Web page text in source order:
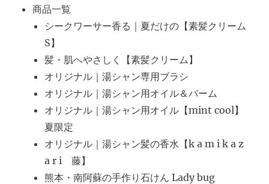
商品一覧
シークワーサー香る｜夏だけの【素髪クリーム
S】
髪・肌へやさしく【素髪クリーム】
オリジナル｜湯シャン専用ブラシ
オリジナル｜湯シャン用オイル＆バーム
オリジナル｜湯シャン用オイル【mint cool】
夏限定
オリジナル｜湯シャン髪の香水【k a m i k a z
a r i 藤】
熊本・南阿蘇の手作り石けん Lady bug